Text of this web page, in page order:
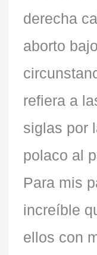
derecha
aborto
refiera a
siglas por
polaco al
Para mis
increíble
ellos con